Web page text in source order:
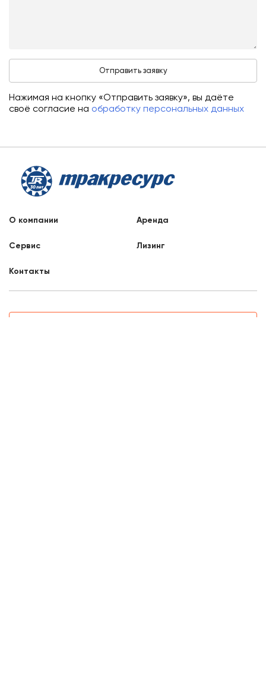
Нажимая на кнопку «Отправить заявку», вы даёте
своё согласие на обработку персональных данных
О компании Аренда
Сервис Лизинг
Контакты